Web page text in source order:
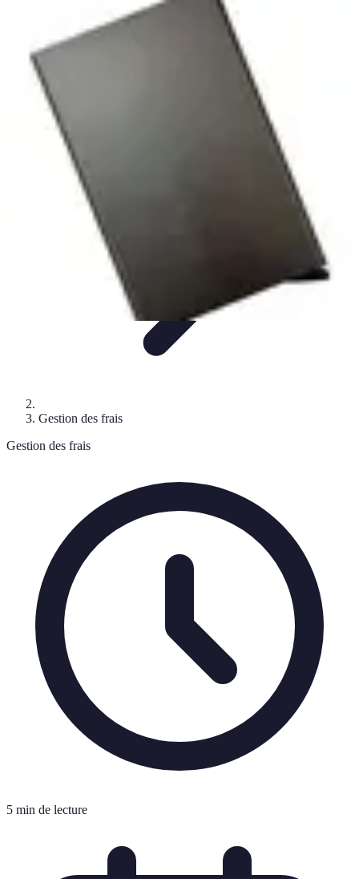
Crédits et Emprunts Frais et Tarifs
financièreCrédits et Financements
Conseil Banque
Gestion des frais
Gestion des frais
5 min de lecture